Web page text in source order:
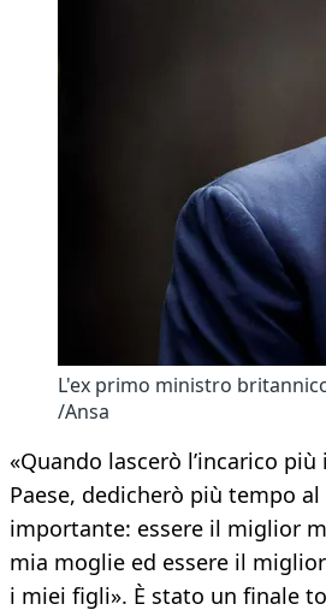
L'ex primo ministro
/Ansa
«Quando lascerò l’incarico
Paese, dedicherò più tempo
importante: essere il miglior
mia moglie ed essere il
i miei figli». È stato un finale